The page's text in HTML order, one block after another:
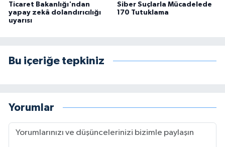
Ticaret Bakanlığı'ndan
yapay zekâ dolandırıcılığı
uyarısı
Siber Suçlarla Mücadelede
170 Tutuklama
Bu içeriğe tepkiniz
Yorumlar